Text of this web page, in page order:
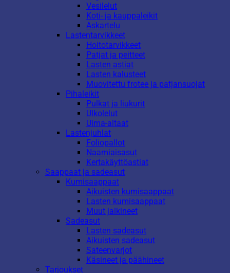
Vesilelut
Koti- ja kauppaleikit
Askartelu
Lastentarvikkeet
Hoitotarvikkeet
Patjat ja peitteet
Lasten astiat
Lasten kalusteet
Muovitettu frotee ja patjansuojat
Pihaleikit
Pulkat ja liukurit
Ulkolelut
Uima-altaat
Lastenjuhlat
Foliopallot
Naamiaisasut
Kertakäyttöastiat
Saappaat ja sadeasut
Kumisaappaat
Aikuisten kumisaappaat
Lasten kumisaappaat
Muut jalkineet
Sadeasut
Lasten sadeasut
Aikuisten sadeasut
Sateenvarjot
Käsineet ja päähineet
Tarjoukset